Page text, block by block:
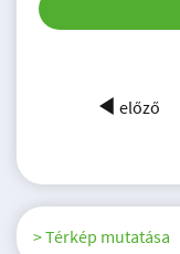
előző
> Térkép mutatása